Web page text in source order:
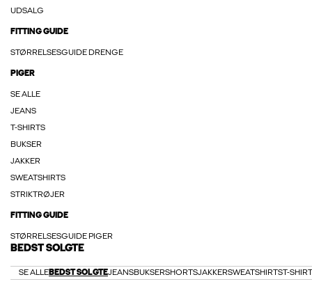
UDSALG
FITTING GUIDE
STØRRELSESGUIDE DRENGE
PIGER
SE ALLE
JEANS
T-SHIRTS
BUKSER
JAKKER
SWEATSHIRTS
STRIKTRØJER
FITTING GUIDE
STØRRELSESGUIDE PIGER
BEDST SOLGTE
SE ALLEBEDST SOLGTEJEANSBUKSERSHORTSJAKKERSWEATSHIRTST-